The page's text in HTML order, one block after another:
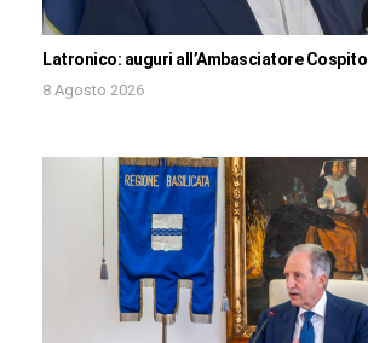
Latronico: auguri all’Ambasciatore Cospito
8 Agosto 2026